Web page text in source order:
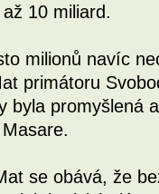
10 miliard.
milionů navíc
primátoru
byla promyšlená
se obává, že